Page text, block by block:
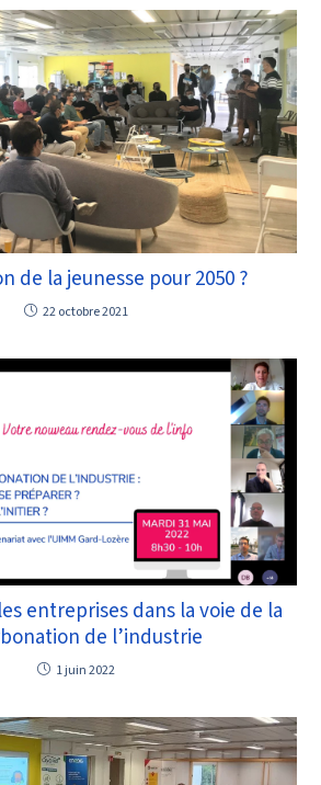
de la jeunesse pour 2050 ?
22 octobre 2021
entreprises dans la voie de la
de l’industrie
1 juin 2022